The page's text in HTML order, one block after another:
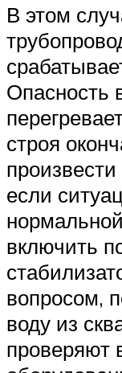
В этом
Опасность
строя
если
включить
вопросом,
воду из
проверяют